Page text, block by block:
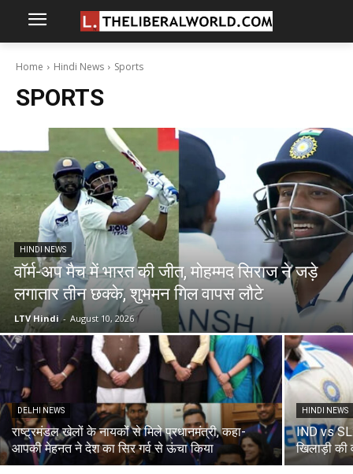
Home Hindi News Sports
SPORTS
HINDI NEWS
वॉर्म-अप मैच में भारत की जीत, मोहम्मद सिराज ने जड़े
लगातार तीन छक्के, शुभमन गिल वापस लौटे
LTV Hindi - August 10, 2026
DELHI NEWS
राष्ट्रमंडल खेलों के नायकों से मिले प्रधानमंत्री, कहा-
आपकी मेहनत ने देश का सिर गर्व से ऊंचा किया
HINDI NEWS
IND vs
खिलाड़ी